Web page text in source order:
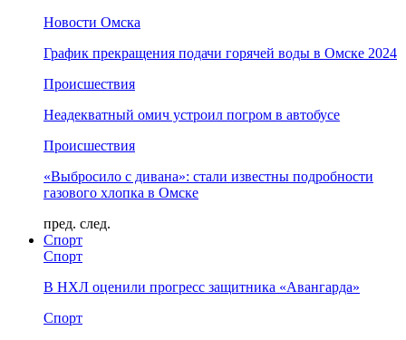
Новости Омска
График прекращения подачи горячей воды в Омске 2024
Происшествия
Неадекватный омич устроил погром в автобусе
Происшествия
«Выбросило с дивана»: стали известны подробности
газового хлопка в Омске
пред. след.
Спорт
Спорт
В НХЛ оценили прогресс защитника «Авангарда»
Спорт